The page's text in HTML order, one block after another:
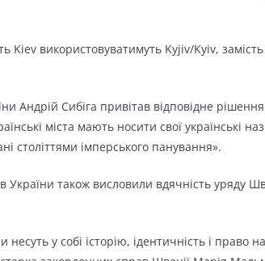
Kiev використовуватимуть Kyjiv/Kyiv,
Андрій Сибіга привітав відповідне
міста мають носити свої українські
століттями імперського панування».
України також висловили вдячність уряду
у собі історію, ідентичність і право